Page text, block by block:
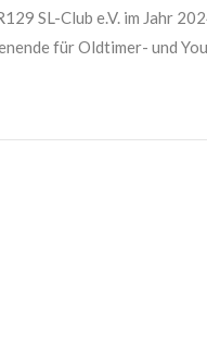
SL-Club e.V. im Jahr
für Oldtimer- und